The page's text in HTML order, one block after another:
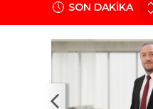
SON DAKİKA